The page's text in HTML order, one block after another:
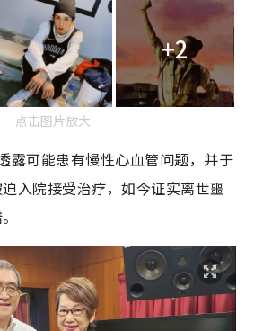
+2
点击图片放大
露可能患有慢性心血管问题，并于
入院接受治疗，如今证实离世噩